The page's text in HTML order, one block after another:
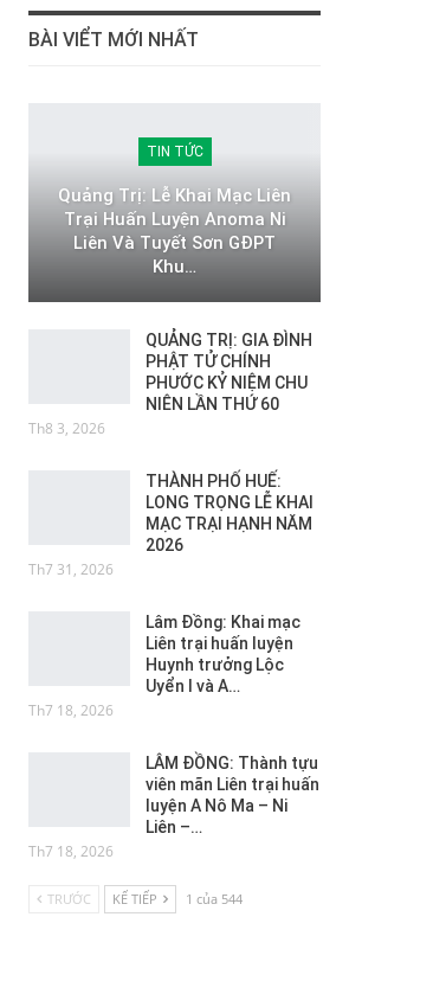
BÀI VIỂT MỚI NHẤT
TIN TỨC
Quảng Trị: Lễ Khai Mạc Liên
Trại Huấn Luyện Anoma Ni
Liên Và Tuyết Sơn GĐPT
Khu…
QUẢNG TRỊ: GIA ĐÌNH
PHẬT TỬ CHÍNH
PHƯỚC KỶ NIỆM CHU
NIÊN LẦN THỨ 60
Th8 3, 2026
THÀNH PHỐ HUẾ:
LONG TRỌNG LỄ KHAI
MẠC TRẠI HẠNH NĂM
2026
Th7 31, 2026
Lâm Đồng: Khai mạc
Liên trại huấn luyện
Huynh trưởng Lộc
Uyển I và A…
Th7 18, 2026
LÂM ĐỒNG: Thành tựu
viên mãn Liên trại huấn
luyện A Nô Ma – Ni
Liên –…
Th7 18, 2026
TRƯỚC KẾ TIẾP 1 của 544